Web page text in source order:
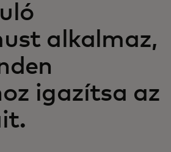
alkalmaz,
igazítsa az